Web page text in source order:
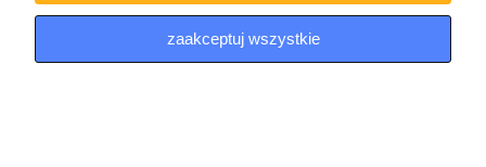
zaakceptuj wszystkie